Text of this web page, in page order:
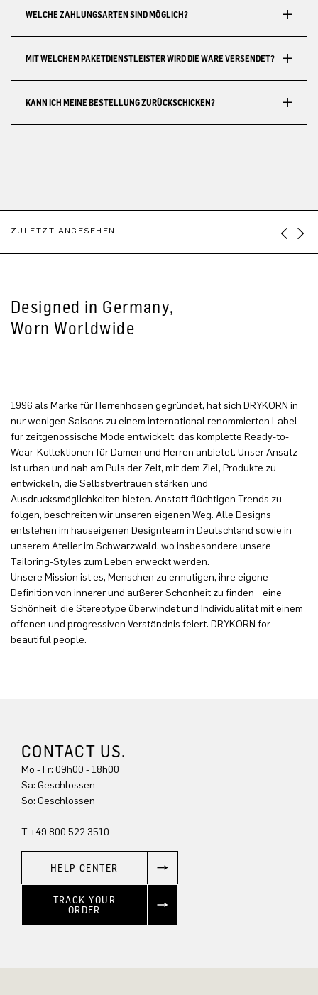
WELCHE ZAHLUNGSARTEN SIND MÖGLICH?
MIT WELCHEM PAKETDIENSTLEISTER WIRD DIE WARE VERSENDET?
KANN ICH MEINE BESTELLUNG ZURÜCKSCHICKEN?
ZULETZT ANGESEHEN
Designed in Germany,
Worn Worldwide
1996 als Marke für Herrenhosen gegründet, hat sich DRYKORN in
nur wenigen Saisons zu einem international renommierten Label
für zeitgenössische Mode entwickelt, das komplette Ready-to-
Wear-Kollektionen für Damen und Herren anbietet. Unser Ansatz
ist urban und nah am Puls der Zeit, mit dem Ziel, Produkte zu
entwickeln, die Selbstvertrauen stärken und
Ausdrucksmöglichkeiten bieten. Anstatt flüchtigen Trends zu
folgen, beschreiten wir unseren eigenen Weg. Alle Designs
entstehen im hauseigenen Designteam in Deutschland sowie in
unserem Atelier im Schwarzwald, wo insbesondere unsere
Tailoring-Styles zum Leben erweckt werden.
Unsere Mission ist es, Menschen zu ermutigen, ihre eigene
Definition von innerer und äußerer Schönheit zu finden – eine
Schönheit, die Stereotype überwindet und Individualität mit einem
offenen und progressiven Verständnis feiert. DRYKORN for
beautiful people.
CONTACT US.
Mo - Fr: 09h00 - 18h00
Sa: Geschlossen
So: Geschlossen
T +49 800 522 3510
HELP CENTER
TRACK YOUR
ORDER